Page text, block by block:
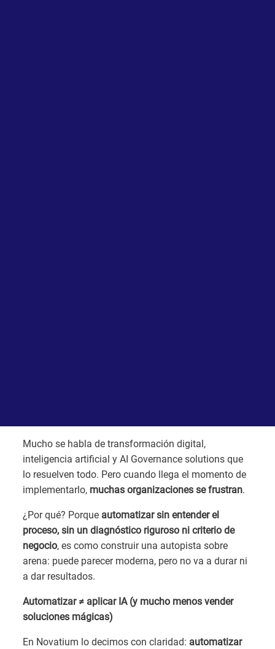
Mucho se habla de transformación digital,
inteligencia artificial y AI Governance solutions que
lo resuelven todo. Pero cuando llega el momento de
implementarlo, muchas organizaciones se frustran.
¿Por qué? Porque automatizar sin entender el
proceso, sin un diagnóstico riguroso ni criterio de
negocio, es como construir una autopista sobre
arena: puede parecer moderna, pero no va a durar ni
a dar resultados.
Automatizar ≠ aplicar IA (y mucho menos vender
soluciones mágicas)
En Novatium lo decimos con claridad: automatizar